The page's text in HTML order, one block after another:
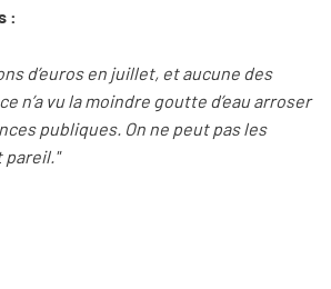
:
d’euros en juillet, et aucune des
n’a vu la moindre goutte d’eau arroser
publiques. On ne peut pas les
pareil."